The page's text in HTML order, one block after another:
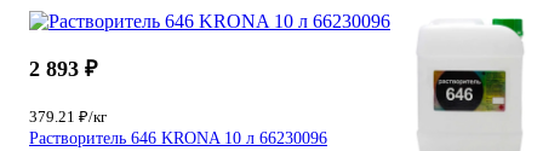
2 893 ₽
379.21 ₽/кг
Растворитель 646 KRONA 10 л 66230096